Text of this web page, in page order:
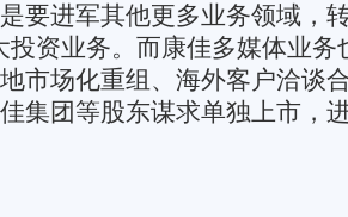
要进军其他更多业务领域，
投资业务。而康佳多媒体业
市场化重组、海外客户洽谈
集团等股东谋求单独上市，